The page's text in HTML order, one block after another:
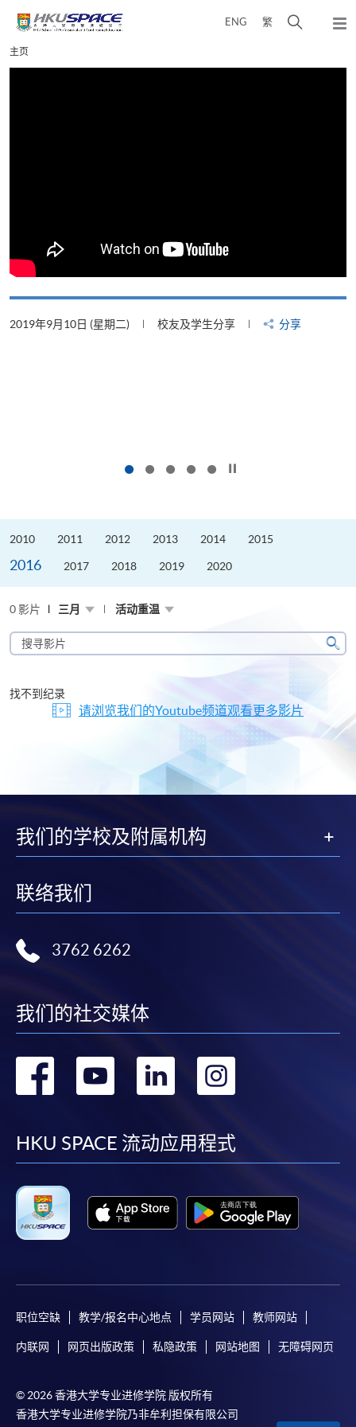
content
ENG 繁
弹
Main
content
主页
2019年9月10日 (星期二) 校友及学生分享 分享
2010 2011 2012 2013 2014 2015
2016 2017 2018 2019 2020
0 影片 三月 活动重温
搜
寻
片
搜
找不到纪录
请浏览我们的Youtube频道观看更多影片
我们的学校及附属机构
联络我们
3762 6262
我们的社交媒体
转
facebook
转
youtube
转
linkedin
转
HKU SPACE 流动应用程式
职位空缺 教学/报名中心地点 学员网站 教师网站
内联网 网页出版政策 私隐政策 网站地图 无障碍网页
© 2026 香港大学专业进修学院 版权所有
香港大学专业进修学院乃非牟利担保有限公司